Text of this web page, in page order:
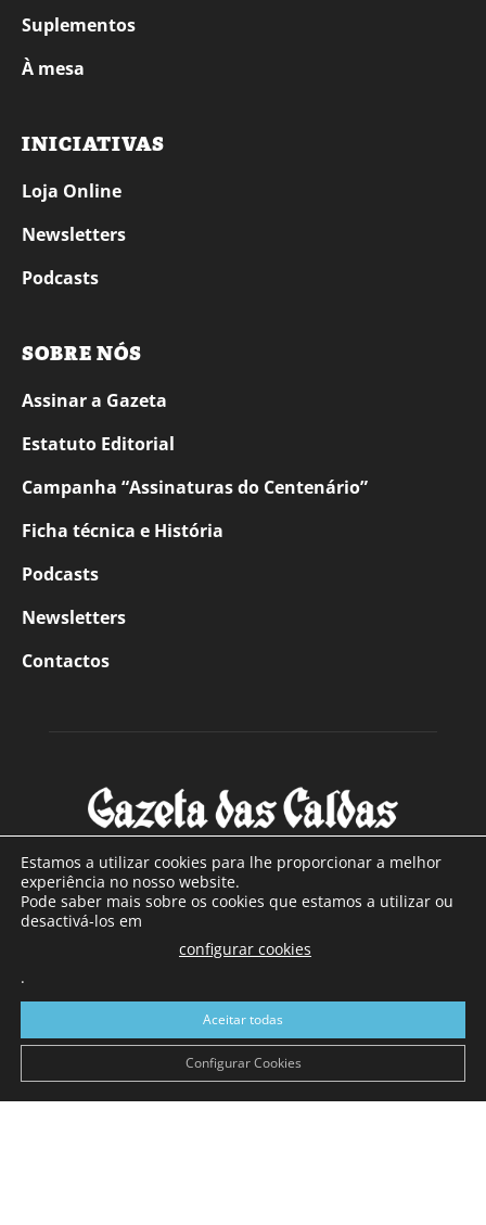
Suplementos
À mesa
INICIATIVAS
Loja Online
Newsletters
Podcasts
SOBRE NÓS
Assinar a Gazeta
Estatuto Editorial
Campanha “Assinaturas do Centenário”
Ficha técnica e História
Podcasts
Newsletters
Contactos
SOBRE NÓS
Com sede nas Caldas da Rainha e mais de 90 anos de
a sul de distrito de Leiria, com mais de 40.000 leitores por
toda a região Oeste. Jornal com distribuição em Portugal
Continental e assinatura online.
Estamos a utilizar cookies para lhe proporcionar a melhor
experiência no nosso website.
Pode saber mais sobre os cookies que estamos a utilizar ou
desactivá-los em
configurar cookies
.
Aceitar todas
Configurar Cookies